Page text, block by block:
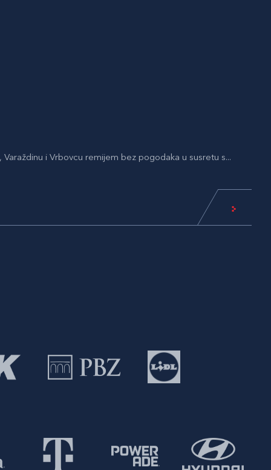
i Vrbovcu remijem bez pogodaka u susretu s...